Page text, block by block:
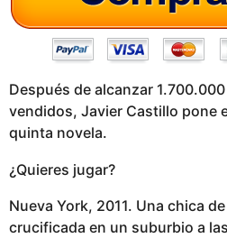
Después de alcanzar
vendidos, Javier Castillo pone
quinta novela.
¿Quieres jugar?
Nueva York, 2011. Una chica
crucificada en un suburbio a